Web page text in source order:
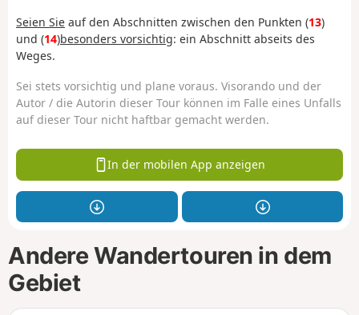
Seien Sie auf den Abschnitten zwischen den Punkten (13)
und (14)besonders vorsichtig: ein Abschnitt abseits des
Weges.
Sei stets vorsichtig und plane voraus. Visorando und der
Autor / die Autorin dieser Tour können im Falle eines Unfalls
auf dieser Tour nicht haftbar gemacht werden.
In der mobilen App anzeigen
Andere Wandertouren in dem
Gebiet